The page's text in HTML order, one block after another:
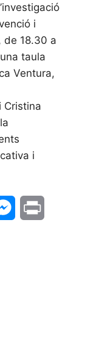
i
de 18.30 a
taula
Ventura,
Cristina
i
M